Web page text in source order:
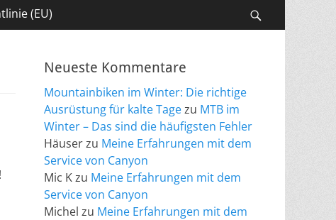
(EU)
Neueste Kommentare
Mountainbiken im Winter: Die richtige
Ausrüstung für kalte Tagezu MTB im
Winter – Das sind die häufigsten Fehler
Häuserzu Meine Erfahrungen mit dem
Service von Canyon
Mic Kzu Meine Erfahrungen mit dem
Service von Canyon
Michel zu Meine Erfahrungen mit dem